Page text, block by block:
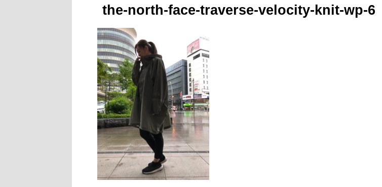
the-north-face-traverse-velocity-knit-wp-6